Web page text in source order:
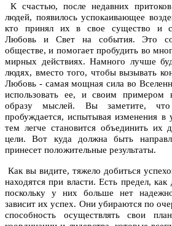
К счастью, после недавних
людей, появилось успокаивающее
кто принял их в свое существо и
Любовь и Свет на события. Это
обществе, и помогает пробудить во
мирных действиях. Намного лучше
людях, вместо того, чтобы вызывать
Любовь - самая мощная сила во
использовать ее, и своим
образу мыслей. Вы заметите,
пробуждается, испытывая изменения в
тем легче становится объединить
цели. Вот куда должна быть
принесет положительные результаты.
Как вы видите, тяжело добиться
находятся при власти. Есть предел, как
поскольку у них больше нет
зависит их успех. Они убираются по
способность осуществлять свои